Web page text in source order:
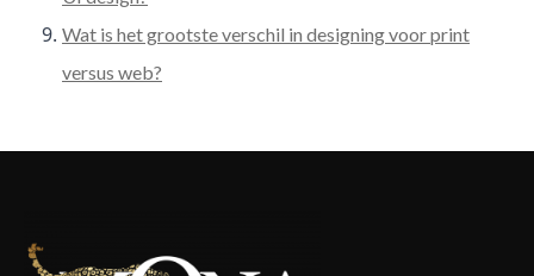
Wat is het grootste verschil in designing voor print
versus web?